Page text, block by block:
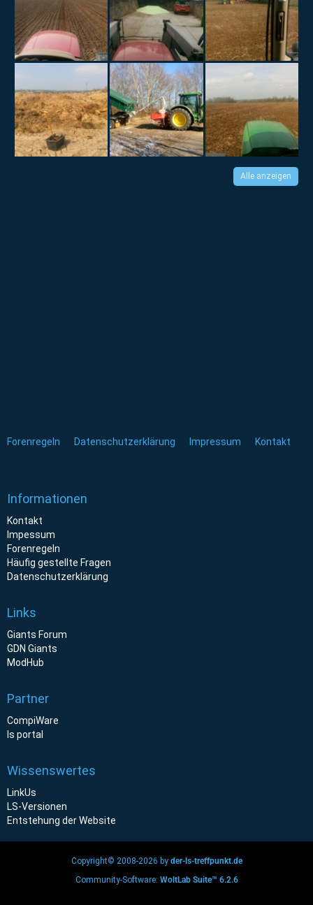
Alle anzeigen
Forenregeln Datenschutzerklärung Impressum Kontakt
Informationen
Kontakt
Impessum
Forenregeln
Häufig gestellte Fragen
Datenschutzerklärung
Links
Giants Forum
GDN Giants
ModHub
Partner
CompiWare
ls portal
Wissenswertes
LinkUs
LS-Versionen
Entstehung der Website
Copyright© 2008-2026 by der-ls-treffpunkt.de
Community-Software: WoltLab Suite™ 6.2.6